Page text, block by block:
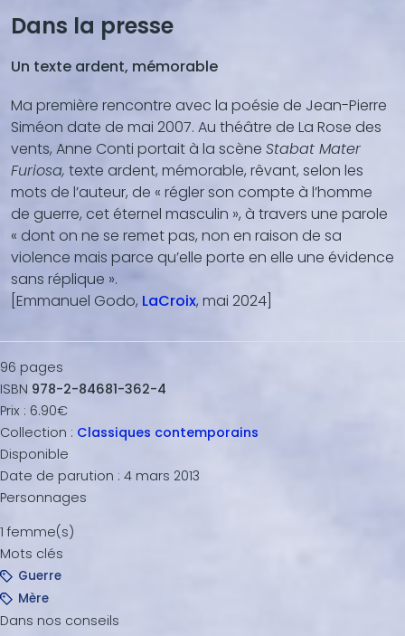
Dans la presse
Un texte ardent, mémorable
Ma première rencontre avec la poésie de Jean-Pierre
Siméon date de mai 2007. Au théâtre de La Rose des
vents, Anne Conti portait à la scène Stabat Mater
Furiosa, texte ardent, mémorable, rêvant, selon les
mots de l’auteur, de « régler son compte à l’homme
de guerre, cet éternel masculin », à travers une parole
« dont on ne se remet pas, non en raison de sa
violence mais parce qu’elle porte en elle une évidence
sans réplique ».
[Emmanuel Godo, LaCroix, mai 2024]
96 pages
ISBN 978-2-84681-362-4
Prix : 6.90€
Collection : Classiques contemporains
Disponible
Date de parution : 4 mars 2013
Personnages
1 femme(s)
Mots clés
Guerre
Mère
Dans nos conseils